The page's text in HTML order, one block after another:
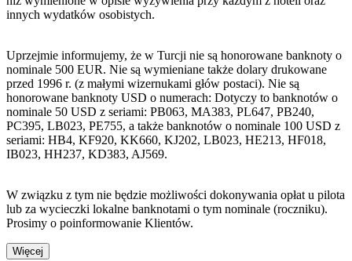
innych wydatków osobistych.
Uprzejmie informujemy, że w Turcji nie są honorowane banknoty o
nominale 500 EUR. Nie są wymieniane także dolary drukowane
przed 1996 r. (z małymi wizernukami głów postaci). Nie są
honorowane banknoty USD o numerach: Dotyczy to banknotów o
nominale 50 USD z seriami: PB063, MA383, PL647, PB240,
PC395, LB023, PE755, a także banknotów o nominale 100 USD z
seriami: HB4, KF920, KK660, KJ202, LB023, HE213, HF018,
IB023, HH237, KD383, AJ569.
W związku z tym nie będzie możliwości dokonywania opłat u pilota
lub za wycieczki lokalne banknotami o tym nominale (roczniku).
Prosimy o poinformowanie Klientów.
Więcej